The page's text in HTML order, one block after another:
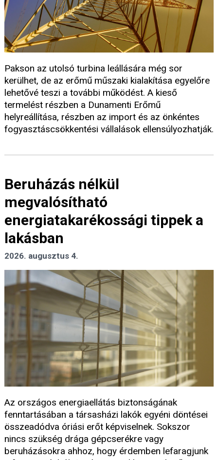
Pakson az utolsó turbina leállására még sor
kerülhet, de az erőmű műszaki kialakítása egyelőre
lehetővé teszi a további működést. A kieső
termelést részben a Dunamenti Erőmű
helyreállítása, részben az import és az önkéntes
fogyasztáscsökkentési vállalások ellensúlyozhatják.
Beruházás nélkül
megvalósítható
energiatakarékossági tippek a
lakásban
2026. augusztus 4.
Az országos energiaellátás biztonságának
fenntartásában a társasházi lakók egyéni döntései
összeadódva óriási erőt képviselnek. Sokszor
nincs szükség drága gépcserékre vagy
beruházásokra ahhoz, hogy érdemben lefaragjunk